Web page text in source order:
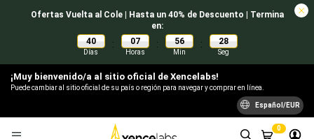
Ofertas Vuelta al Cole | Hasta un 40% de Descuento | Termina
en:
40
Días
: 07
Horas
: 56
Min
: 27
Seg
¡Muy bienvenido/a al sitio oficial de Xencelabs!
Puede cambiar al sitio oficial de su país o región para navegar y comprar en línea.
Español/EUR
0